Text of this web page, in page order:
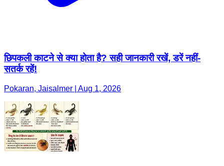
छिपकली काटने से क्या होता है? सही जानकारी रखें, डरें नहीं-
सतर्क रहें!
Pokaran, Jaisalmer | Aug 1, 2026